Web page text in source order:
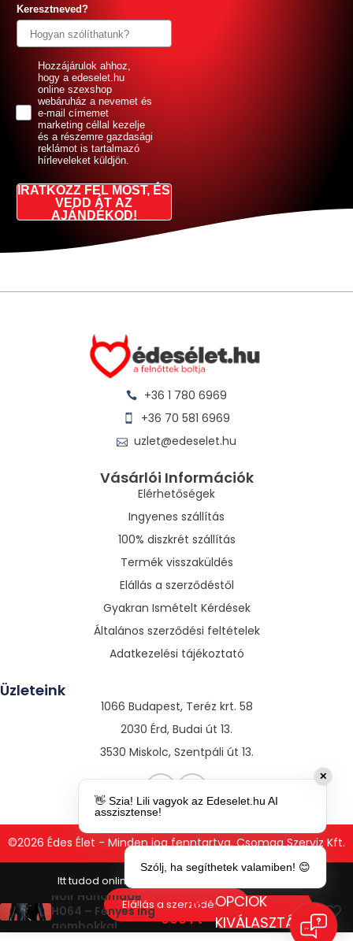
Keresztneved?
GDPRHozzájárulok ahhoz,
hogy a edeselet.hu
online szexshop
webáruház a nevemet és
e-mail címemet
marketing céllal kezelje
és a részemre gazdasági
reklámot is tartalmazó
hírleveleket küldjön.
IRATKOZZ FEL MOST, ÉS
VEDD ÁT AZ
AJÁNDÉKOD!
+36 1 780 6969
+36 70 581 6969
uzlet@edeselet.hu
Vásárlói Információk
Elérhetőségek
Ingyenes szállítás
100% diszkrét szállítás
Termék visszaküldés
Elállás a szerződéstől
Gyakran Ismételt Kérdések
Általános szerződési feltételek
Adatkezelési tájékoztató
Üzleteink
1066 Budapest, Teréz krt. 58
2030 Érd, Budai út 13.
3530 Miskolc, Szentpáli út 13.
©2026 Édes Élet - Minden jog fenntartva. Csomag Szerviz Kft.
Noir Handmade
H064 – Fényes ing
gombokkal
16
000Ft
OPCIÓK
KIVÁLASZTÁSA
Elállás a szerződéstől
✕
👋 Szia! Lili vagyok az Edeselet.hu AI
asszisztense!
Szólj, ha segíthetek valamiben! 😊